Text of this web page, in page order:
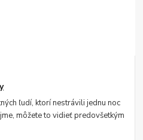
ľudí, ktorí nestrávili jednu noc
môžete to vidieť predovšetkým